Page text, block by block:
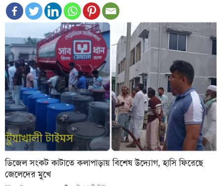
ডিজেল সংকট কাটাতে কলাপাড়ায় বিশেষ উদ্যোগ, হাসি ফিরেছে
জেলেদের মুখে